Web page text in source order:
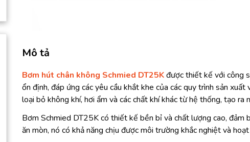
Mô tả
Bơm hút chân không Schmied DT25Kđược thiết kế với công
ổn định, đáp ứng các yêu cầu khắt khe của các quy trình sản
loại bỏ không khí, hơi ẩm và các chất khí khác từ hệ thống, tạo
Bơm Schmied DT25K có thiết kế bền bỉ và chất lượng cao, đảm
ăn mòn, nó có khả năng chịu được môi trường khắc nghiệt và